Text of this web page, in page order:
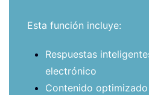
Esta función incluye:
Respuestas
electrónico
Contenido optimizado